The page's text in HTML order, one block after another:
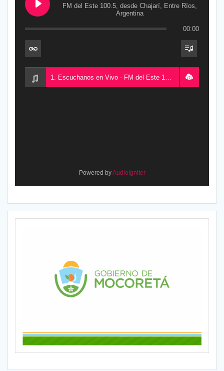
FM del Este 100.5, desde Chajarí, Entre Ríos,
Argentina
00:00
Powered byAudioIgniter